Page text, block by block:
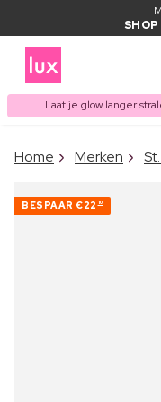
Laat je glow langer
ITEM
Vaak
Home Merken
BESPAAR €22 10